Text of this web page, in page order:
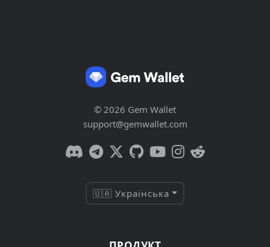
© 2026 Gem Wallet
support@gemwallet.com
🇺🇦 Українська